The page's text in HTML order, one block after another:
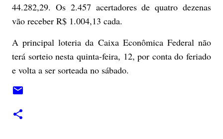
44.282,29. Os 2.457 acertadores de quatro dezenas
vão receber R$ 1.004,13 cada.
A principal loteria da Caixa Econômica Federal não
terá sorteio nesta quinta-feira, 12, por conta do feriado
e volta a ser sorteada no sábado.